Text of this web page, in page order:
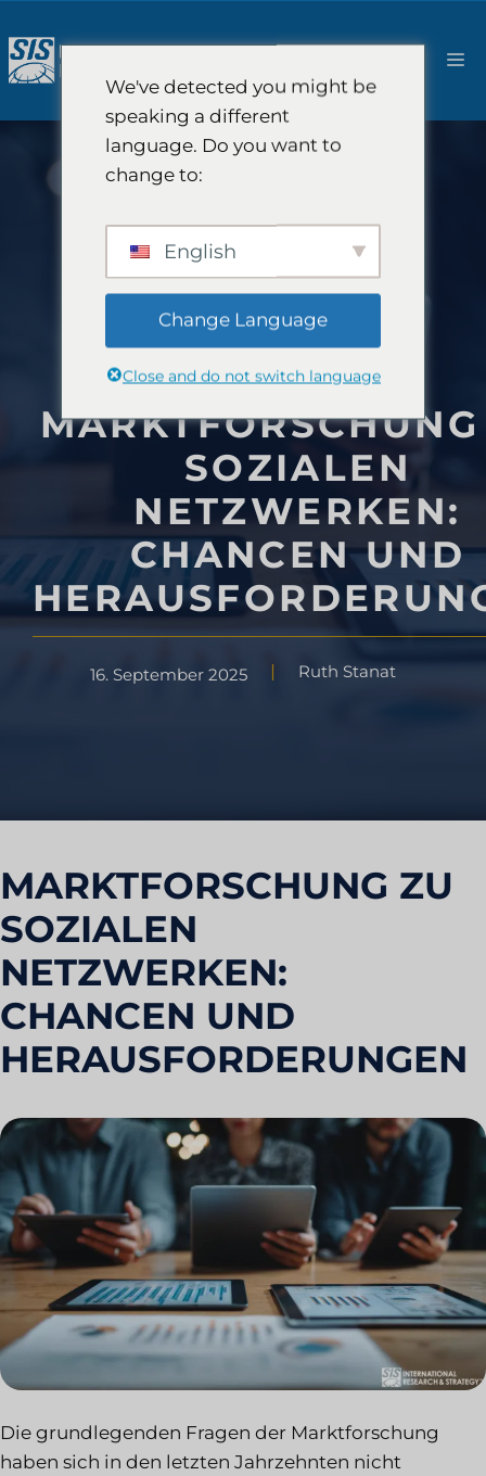
Inhalt
springen
SOZIALEN
NETZWERKEN:
CHANCEN UND
16. September 2025 Ruth Stanat
MARKTFORSCHUNG ZU
SOZIALEN
NETZWERKEN:
CHANCEN UND
HERAUSFORDERUNGEN
Die grundlegenden Fragen der Marktforschung
haben sich in den letzten Jahrzehnten nicht
We've detected you might be
speaking a different
language. Do you want to
change to:
English
Change Language
Close and do not switch language